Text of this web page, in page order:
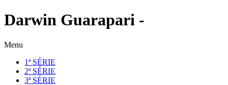
Darwin Guarapari -
Menu
1ª SÉRIE
2ª SÉRIE
3ª SÉRIE